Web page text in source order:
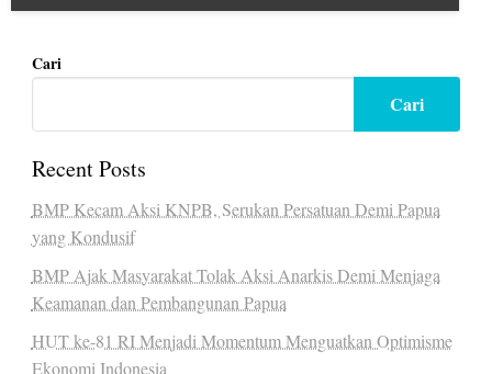
Cari
Cari
Recent Posts
BMP Kecam Aksi KNPB, Serukan Persatuan Demi Papua
yang Kondusif
BMP Ajak Masyarakat Tolak Aksi Anarkis Demi Menjaga
Keamanan dan Pembangunan Papua
HUT ke-81 RI Menjadi Momentum Menguatkan Optimisme
Ekonomi Indonesia